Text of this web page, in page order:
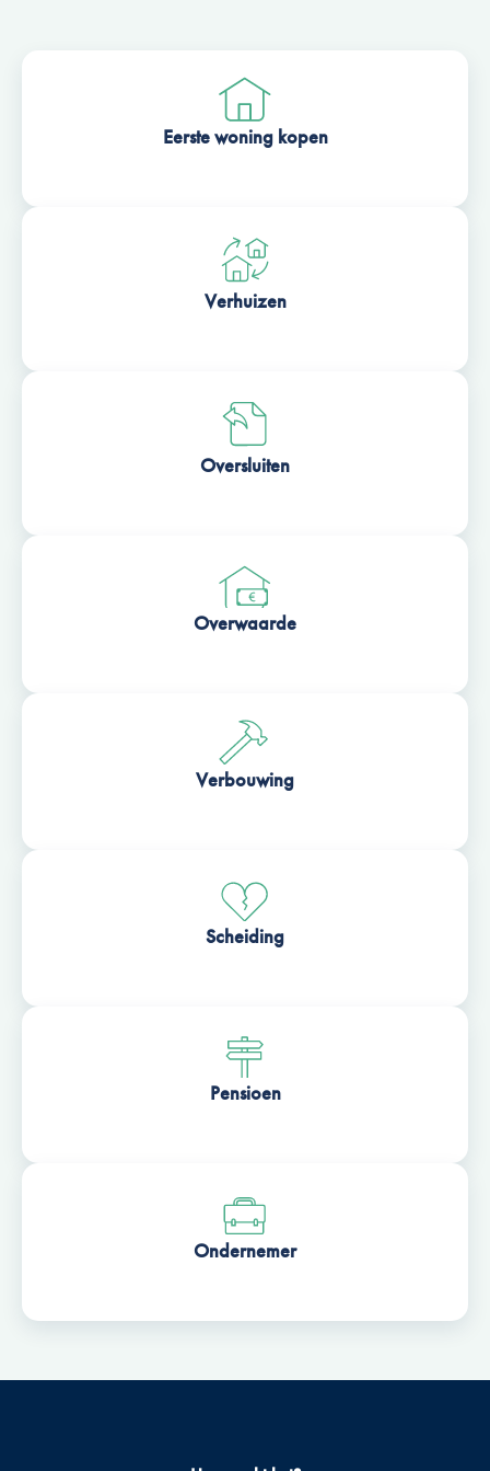
Eerste woning kopen
Verhuizen
Oversluiten
Overwaarde
Verbouwing
Scheiding
Pensioen
Ondernemer